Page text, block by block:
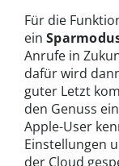
Für die
ein
Anrufe in
dafür wird
guter Letzt
den Genuss
Apple-User
Einstellungen
der Cloud